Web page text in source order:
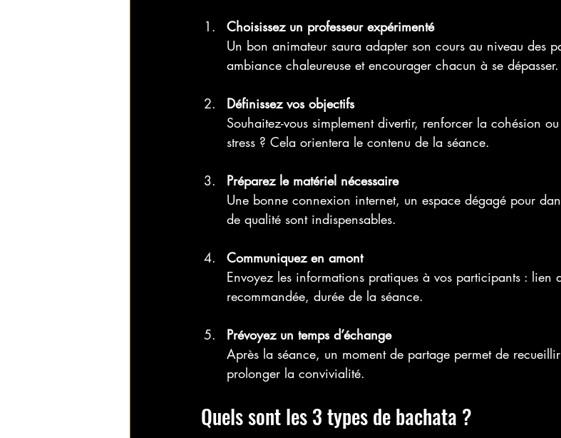
Choisissez un professeur expérimenté
Un bon animateur saura adapter son cours au niveau des
ambiance chaleureuse et encourager chacun à se dépasser.
Définissez vos objectifs
Souhaitez-vous simplement divertir, renforcer la cohésion
stress ? Cela orientera le contenu de la séance.
Préparez le matériel nécessaire
Une bonne connexion internet, un espace dégagé pour
de qualité sont indispensables.
Communiquez en amont
Envoyez les informations pratiques à vos participants : lien
recommandée, durée de la séance.
Prévoyez un temps d’échange
Après la séance, un moment de partage permet de
prolonger la convivialité.
Quels sont les 3 types de bachata ?